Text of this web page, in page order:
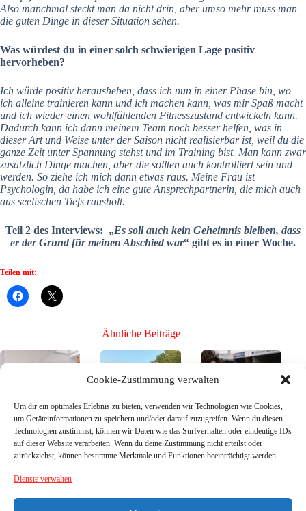
Cookie-Zustimmung verwalten
Um dir ein optimales Erlebnis zu bieten, verwenden wir Technologien wie Cookies,
um Geräteinformationen zu speichern und/oder darauf zuzugreifen. Wenn du diesen
Technologien zustimmst, können wir Daten wie das Surfverhalten oder eindeutige IDs
auf dieser Website verarbeiten. Wenn du deine Zustimmung nicht erteilst oder
zurückziehst, können bestimmte Merkmale und Funktionen beeinträchtigt werden.
Dienste verwalten
Also manchmal steckt man da nicht drin, aber umso mehr muss man
die guten Dinge in dieser Situation sehen.
Was würdest du in einer solch schwierigen Lage positiv
hervorheben?
Ich würde positiv herausheben, dass ich nun in einer Phase bin, wo
ich alleine trainieren kann und ich machen kann, was mir Spaß macht
und ich wieder einen wohlfühlenden Fitnesszustand entwickeln kann.
Dadurch kann ich dann meinem Team noch besser helfen, was in
dieser Art und Weise unter der Saison nicht realisierbar ist, weil du die
ganze Zeit unter Spannung stehst und im Training bist. Man kann zwar
zusätzlich Dinge machen, aber die sollten auch kontrolliert sein und
werden. So ziehe ich mich dann etwas raus. Meine Frau ist
Psychologin, da habe ich eine gute Ansprechpartnerin, die mich auch
aus seelischen Tiefs rausholt.
Teil 2 des Interviews: „Es soll auch kein Geheimnis bleiben, dass
er der Grund für meinen Abschied war“ gibt es in einer Woche.
Teilen mit:
Ähnliche Beiträge
Bühne frei für die
Neuen, Teil 3 –
die Neuzugänge
26/27
26. Juli
Mission Toto-
Pokal – SG
Breitenberg/Sonn
17. Juli
2026
Bühne frei für die
Neuen, Teil 2 –
die Neuzugänge
21. Juni